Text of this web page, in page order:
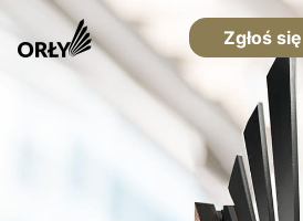
Zgłoś się